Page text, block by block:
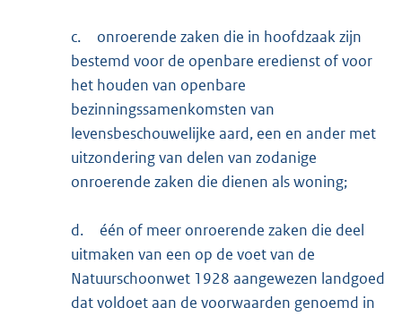
c.
onroerende zaken die in hoofdzaak zijn
bestemd voor de openbare eredienst of voor
het houden van openbare
bezinningssamenkomsten van
levensbeschouwelijke aard, een en ander met
uitzondering van delen van zodanige
onroerende zaken die dienen als woning;
d.
één of meer onroerende zaken die deel
uitmaken van een op de voet van de
Natuurschoonwet 1928 aangewezen landgoed
dat voldoet aan de voorwaarden genoemd in